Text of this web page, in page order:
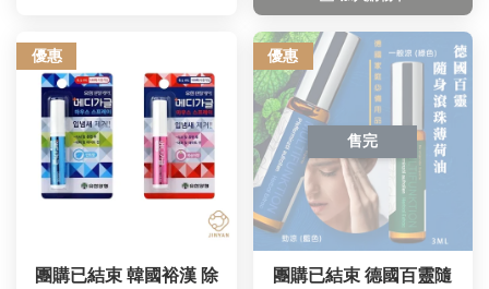
優惠
團購已結束 韓國裕漢 除
優惠
售完
團購已結束 德國百靈隨